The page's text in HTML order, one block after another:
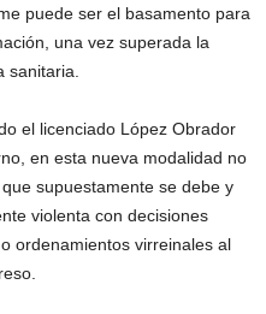
puede ser el basamento para
una vez superada la
sanitaria.
el licenciado López Obrador
en esta nueva modalidad no
supuestamente se debe y
violenta con decisiones
ordenamientos virreinales al